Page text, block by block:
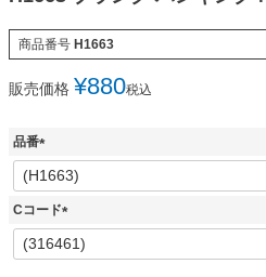
商品番号 H1663
販売価格 ¥880税込
品番
(
必
須
Cコード
(
必